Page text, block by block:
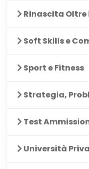
Rinascita Oltre
Soft Skills e
Sport e Fitness
Strategia,
Test
Università